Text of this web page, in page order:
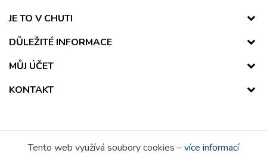
JE TO V CHUTI
DŮLEŽITÉ INFORMACE
MŮJ ÚČET
KONTAKT
Tento web využívá soubory cookies –více informací